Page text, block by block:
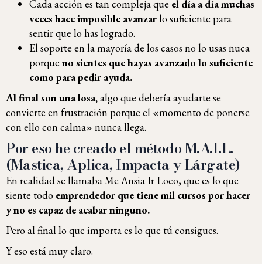
Cada acción es tan compleja que el día a día muchas
veces hace imposible avanzarlo suficiente para
sentir que lo has logrado.
El soporte en la mayoría de los casos no lo usas nuca
porque no sientes que hayas avanzado lo suficiente
como para pedir ayuda.
Al final son una losa,algo que debería ayudarte se
convierte en frustración porque el «momento de ponerse
con ello con calma» nunca llega.
Por eso he creado el método M.A.I.L.
(Mastica, Aplica, Impacta y Lárgate)
En realidad se llamaba Me Ansia Ir Loco, que es lo que
siente todo emprendedor que tiene mil cursos por hacer
y no es capaz de acabar ninguno.
Pero al final lo que importa es lo que tú consigues.
Y eso está muy claro.